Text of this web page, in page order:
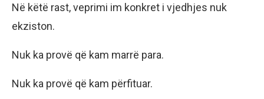
Në këtë rast, veprimi im konkret i vjedhjes nuk
ekziston.
Nuk ka provë që kam marrë para.
Nuk ka provë që kam përfituar.